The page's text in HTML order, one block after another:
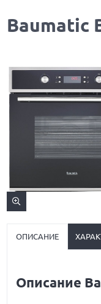
Baumatic
ОПИСАНИЕ
Описание